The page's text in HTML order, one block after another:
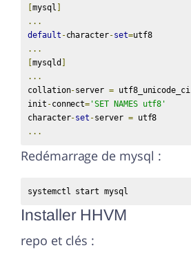
mysql
...
default -character-set=
utf8
...
mysqld
...
collation-server = utf8_unicode_ci
init -connect= 'SET NAMES utf8'
character-set -server =
...
Redémarrage de mysql :
systemctl start mysql
Installer HHVM
repo et clés :